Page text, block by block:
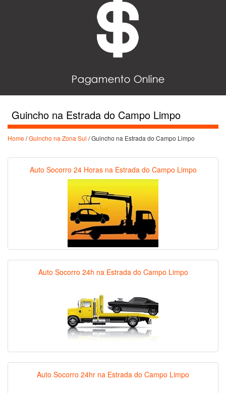
Guincho na Estrada do Campo Limpo
Home/Guincho na Zona Sul / Guincho na Estrada do Campo Limpo
Auto Socorro 24 Horas na Estrada do Campo Limpo
Auto Socorro 24h na Estrada do Campo Limpo
Auto Socorro 24hr na Estrada do Campo Limpo